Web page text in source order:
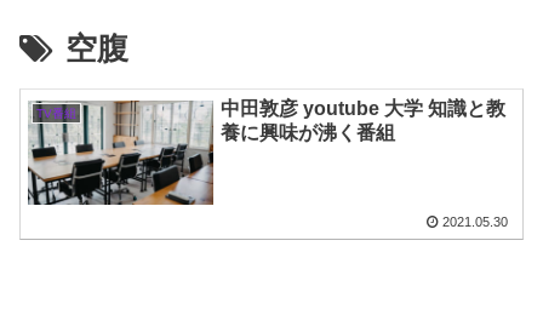
空腹
TV番組
中田敦彦 youtube 大学 知識と教
養に興味が沸く番組
2021.05.30